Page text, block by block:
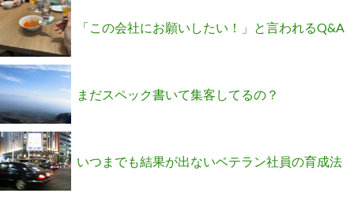
ルが来た話
「この会社にお願いしたい！」と言われるQ&A
ーーたった1つの工夫とは？【実例公開】
まだスペック書いて集客してるの？
いつまでも結果が出ないベテラン社員の育成法